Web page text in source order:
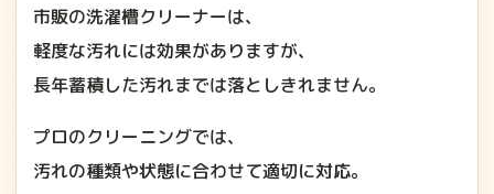
市販の洗濯槽クリーナーは、
軽度な汚れには効果がありますが、
長年蓄積した汚れまでは落としきれません。
プロのクリーニングでは、
汚れの種類や状態に合わせて適切に対応。